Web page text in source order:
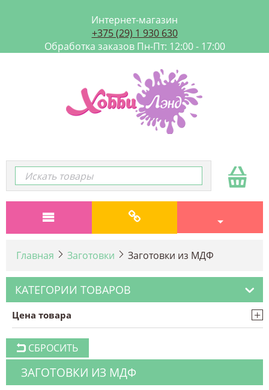
Интернет-магазин
+375 (29) 1 930 630
Обработка заказов Пн-Пт: 12:00 - 17:00
Главная Заготовки Заготовки из МДФ
КАТЕГОРИИ ТОВАРОВ
Цена товара +
СБРОСИТЬ
ЗАГОТОВКИ ИЗ МДФ